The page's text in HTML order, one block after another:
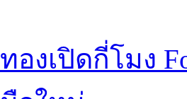
องเปิดกี่โมง